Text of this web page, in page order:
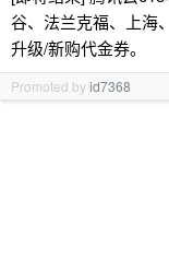
谷、法兰克福、上海
升级/新购代金券。
Promoted byid7368